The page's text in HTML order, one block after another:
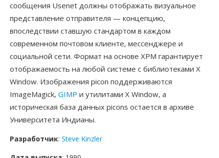
сообщения Usenet должны отображать визуальное
представление отправителя — концепцию,
впоследствии ставшую стандартом в каждом
современном почтовом клиенте, мессенджере и
социальной сети. Формат на основе XPM гарантирует
отображаемость на любой системе с библиотеками X
Window. Изображения picon поддерживаются
ImageMagick, GIMP и утилитами X Window, а
историческая база данных picons остается в архиве
Университета Индианы.
Разработчик: Steve Kinzler